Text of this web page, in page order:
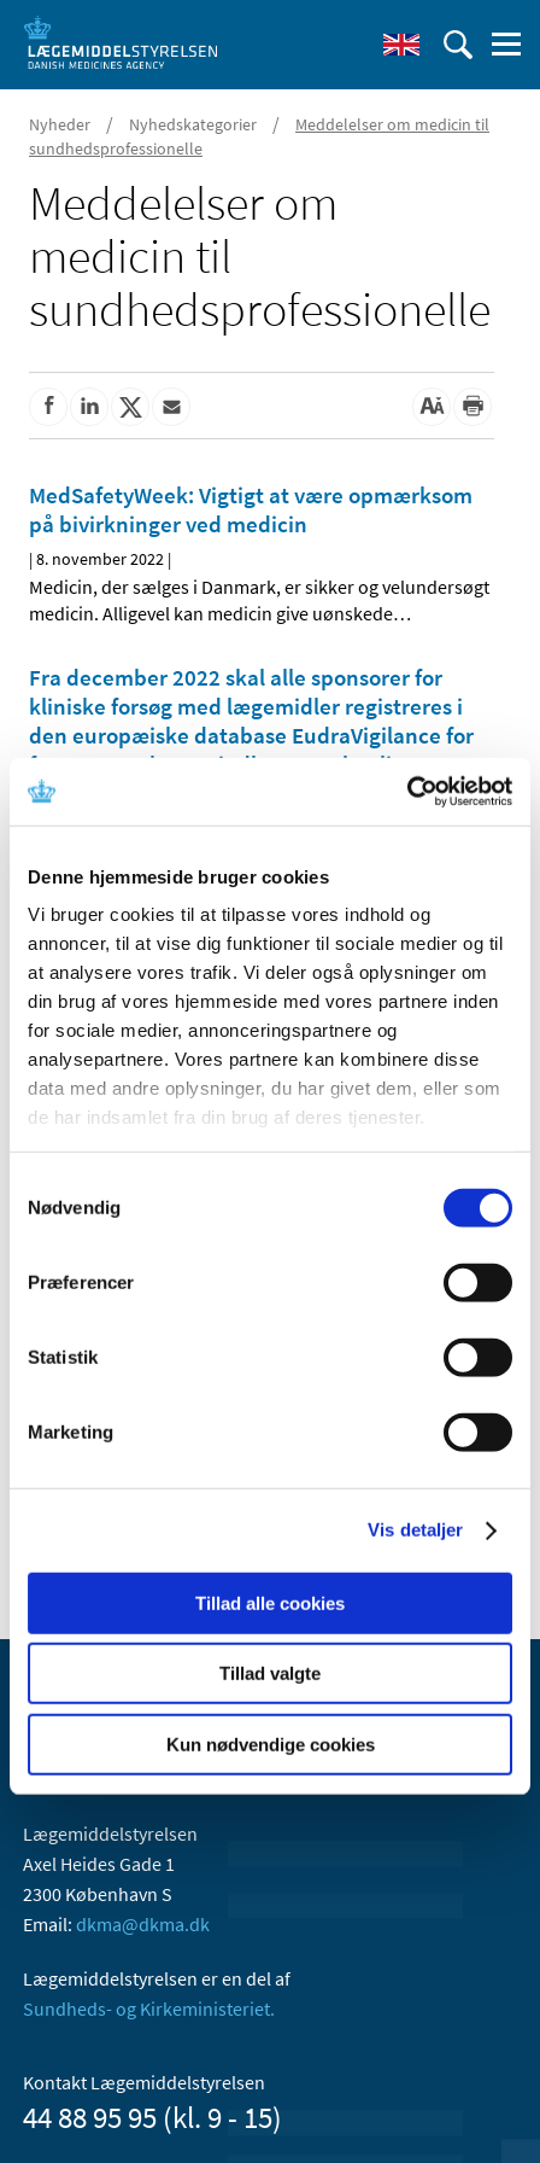
Denne hjemmeside bruger cookies
Vi bruger cookies til at tilpasse vores indhold og
annoncer, til at vise dig funktioner til sociale medier og til
at analysere vores trafik. Vi deler også oplysninger om
din brug af vores hjemmeside med vores partnere inden
for sociale medier, annonceringspartnere og
analysepartnere. Vores partnere kan kombinere disse
data med andre oplysninger, du har givet dem, eller som
de har indsamlet fra din brug af deres tjenester.
Nødvendig
Præferencer
Statistik
Marketing
Vis detaljer
Tillad alle cookies
Tillad valgte
Kun nødvendige cookies
Nyheder / Nyhedskategorier /
Meddelelser om medicin til
sundhedsprofessionelle
Meddelelser om
medicin til
sundhedsprofessionelle
MedSafetyWeek: Vigtigt at være opmærksom
på bivirkninger ved medicin
|8. november 2022 |
Medicin, der sælges i Danmark, er sikker og velundersøgt
medicin. Alligevel kan medicin give uønskede…
Fra december 2022 skal alle sponsorer for
kliniske forsøg med lægemidler registreres i
den europæiske database EudraVigilance for
fremover at kunne indberette alvorlige
|4. november 2022
I forbindelse med overgangen til den nye EU-forordning
Alle (327)
TID
2026 (30)
2025 (36)
2024 (51)
2023 (55)
2022 (26)
november (2)
september (2)
juni (2)
februar (1)
Lægemiddelstyrelsen
Axel Heides Gade 1
2300 København S
Email: dkma@dkma.dk
Lægemiddelstyrelsen er en del af
Sundheds- og Kirkeministeriet.
Kontakt Lægemiddelstyrelsen
44 88 95 95 (kl. 9 - 15)